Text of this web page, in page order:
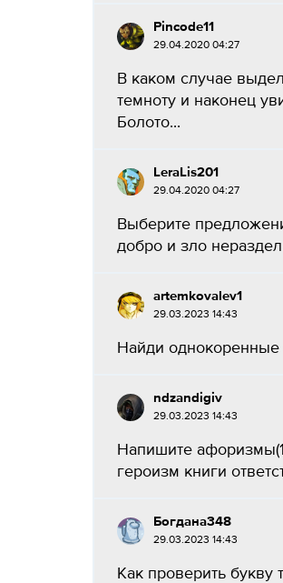
Pincode11
29.04.2020 04:27
В каком случае
темноту и наконец
Болото...
LeraLis201
29.04.2020 04:27
Выберите
добро и зло
artemkovalev1
29.03.2023 14:43
Найди однокоренные
ndzandigiv
29.03.2023 14:43
Напишите
героизм книги
Богдана348
29.03.2023 14:43
Как проверить букву